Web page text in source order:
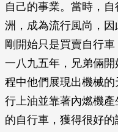
自己的事業。當時，
洲，成為流行風尚，因
剛開始只是買賣自行
一八九五年，兄弟倆
程中他們展現出機械
行上油並靠著內燃機
的自行車，獲得很好的